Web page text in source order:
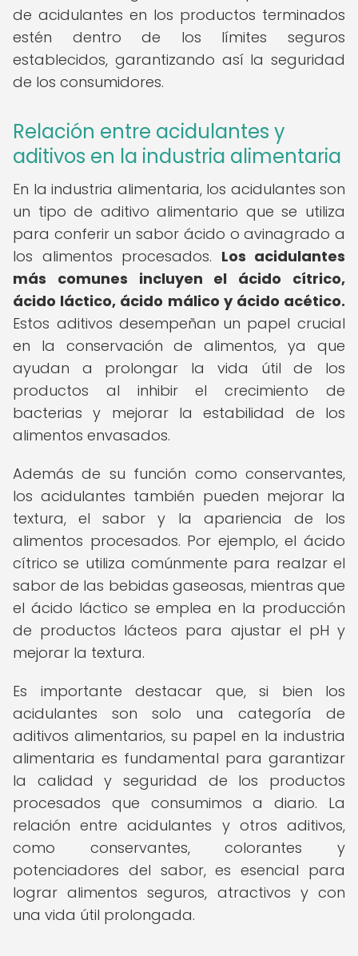
de acidulantes en los productos terminados
estén dentro de los límites seguros
establecidos, garantizando así la seguridad
de los consumidores.
Relación entre acidulantes y
aditivos en la industria alimentaria
En la industria alimentaria, los acidulantes son
un tipo de aditivo alimentario que se utiliza
para conferir un sabor ácido o avinagrado a
los alimentos procesados. Los acidulantes
más comunes incluyen el ácido cítrico,
ácido láctico, ácido málico y ácido acético.
Estos aditivos desempeñan un papel crucial
en la conservación de alimentos, ya que
ayudan a prolongar la vida útil de los
productos al inhibir el crecimiento de
bacterias y mejorar la estabilidad de los
alimentos envasados.
Además de su función como conservantes,
los acidulantes también pueden mejorar la
textura, el sabor y la apariencia de los
alimentos procesados. Por ejemplo, el ácido
cítrico se utiliza comúnmente para realzar el
sabor de las bebidas gaseosas, mientras que
el ácido láctico se emplea en la producción
de productos lácteos para ajustar el pH y
mejorar la textura.
Es importante destacar que, si bien los
acidulantes son solo una categoría de
aditivos alimentarios, su papel en la industria
alimentaria es fundamental para garantizar
la calidad y seguridad de los productos
procesados que consumimos a diario. La
relación entre acidulantes y otros aditivos,
como conservantes, colorantes y
potenciadores del sabor, es esencial para
lograr alimentos seguros, atractivos y con
una vida útil prolongada.